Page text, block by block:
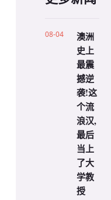
08-04
澳洲
史上
最震
撼逆
袭!这
个流
浪汉,
最后
当上
了大
学教
授